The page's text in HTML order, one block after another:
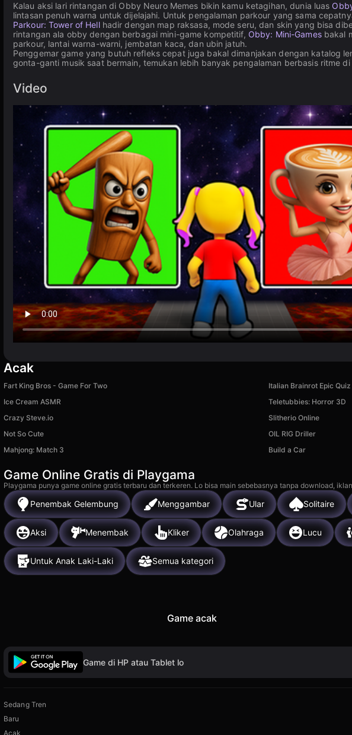
Kalau aksi lari rintangan di Obby Neuro Memes bikin kamu ketagihan, dunia luas
lintasan penuh warna untuk dijelajahi. Untuk pengalaman parkour yang sama
Parkour: Tower of Hellhadir dengan map raksasa, mode seru, dan skin yang bisa
rintangan ala obby dengan berbagai mini-game kompetitif, Obby: Mini-Gamesbakal
parkour, lantai warna-warni, jembatan kaca, dan ubin jatuh.
Penggemar game yang butuh refleks cepat juga bakal dimanjakan dengan katalog
gonta-ganti musik saat bermain, temukan lebih banyak pengalaman berbasis ritme di
Video
Acak
Fart King Bros - Game For Two Italian Brainrot Epic Quiz
Ice Cream ASMR
Teletubbies: Horror 3D
Crazy Steve.io
Slitherio Online
Not So Cute
OIL RIG Driller
Mahjong: Match 3
Build a Car
Game Online Gratis di Playgama
Playgama punya game online gratis terbaru dan terkeren. Lo bisa main sebebasnya tanpa download,
Penembak Gelembung Menggambar Ular Solitaire
Aksi Menembak Kliker Olahraga Lucu
Untuk Anak Laki-Laki Semua kategori
Game acak
Game di HP atau Tablet lo
Sedang Tren
Baru
Acak